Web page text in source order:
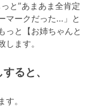
と”あまあま全肯定
マークだった…」と
っと【お姉ちゃんと
ます。
ると、
。